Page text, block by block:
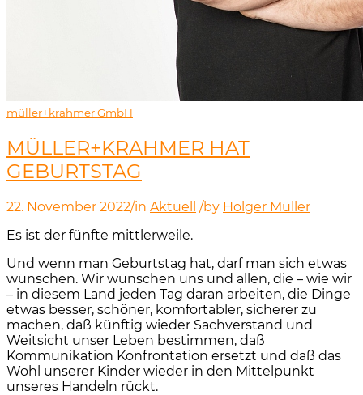
müller+krahmer GmbH
MÜLLER+KRAHMER HAT
GEBURTSTAG
22. November 2022/in Aktuell /by Holger Müller
Es ist der fünfte mittlerweile.
Und wenn man Geburtstag hat, darf man sich etwas
wünschen. Wir wünschen uns und allen, die – wie wir
– in diesem Land jeden Tag daran arbeiten, die Dinge
etwas besser, schöner, komfortabler, sicherer zu
machen, daß künftig wieder Sachverstand und
Weitsicht unser Leben bestimmen, daß
Kommunikation Konfrontation ersetzt und daß das
Wohl unserer Kinder wieder in den Mittelpunkt
unseres Handeln rückt.